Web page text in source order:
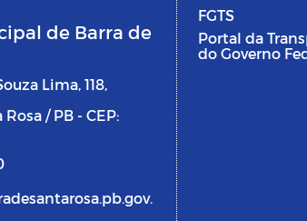
de Barra de
Lima, 118,
/ PB - CEP:
FGTS
Portal da
do Governo